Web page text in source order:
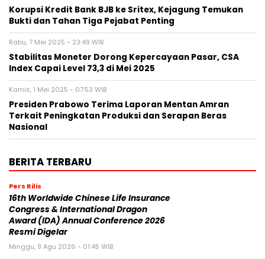
Korupsi Kredit Bank BJB ke Sritex, Kejagung Temukan
Bukti dan Tahan Tiga Pejabat Penting
Rabu, 7 Mei 2025 - 23:49 WIB
Stabilitas Moneter Dorong Kepercayaan Pasar, CSA
Index Capai Level 73,3 di Mei 2025
Kamis, 1 Mei 2025 - 07:53 WIB
Presiden Prabowo Terima Laporan Mentan Amran
Terkait Peningkatan Produksi dan Serapan Beras
Nasional
BERITA TERBARU
Pers Rilis
16th Worldwide Chinese Life Insurance
Congress & International Dragon
Award (IDA) Annual Conference 2026
Resmi Digelar
Minggu, 9 Agu 2026 - 01:45 WIB